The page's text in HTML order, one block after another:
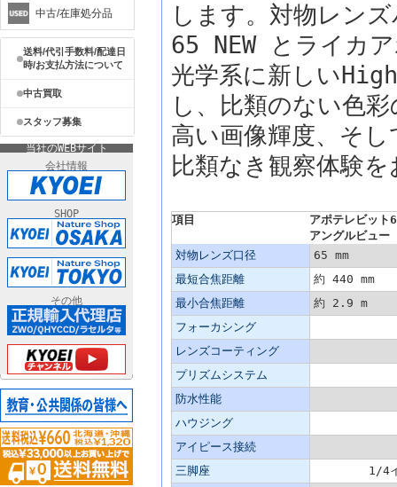
中古/在庫処分品
送料/代引手数料/配達日
時/お支払方法について
中古買取
スタッフ募集
当社のWEBサイト
会社情報
SHOP
その他
します。対物レン
65 NEW とライカ
光学系に新しい
し、比類のない色
高い画像輝度、そ
比類なき観察体験
項目
アポテレビット
アングルビュー
対物レンズ口径
65 mm
最短合焦距離
約 440 mm
最小合焦距離
約 2.9 m
フォーカシング
レンズコーティング
プリズムシステム
防水性能
ハウジング
アイピース接続
三脚座
1/4